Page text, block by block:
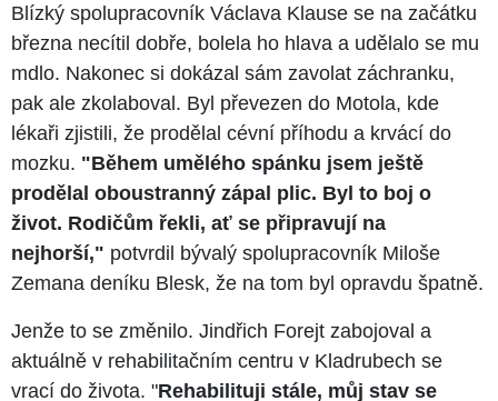
Blízký spolupracovník Václava Klause se na začátku
března necítil dobře, bolela ho hlava a udělalo se mu
mdlo. Nakonec si dokázal sám zavolat záchranku,
pak ale zkolaboval. Byl převezen do Motola, kde
lékaři zjistili, že prodělal cévní příhodu a krvácí do
mozku. "Během umělého spánku jsem ještě
prodělal oboustranný zápal plic. Byl to boj o
život. Rodičům řekli, ať se připravují na
nejhorší," potvrdil bývalý spolupracovník Miloše
Zemana deníku Blesk, že na tom byl opravdu špatně.
Jenže to se změnilo. Jindřich Forejt zabojoval a
aktuálně v rehabilitačním centru v Kladrubech se
vrací do života. "Rehabilituji stále, můj stav se